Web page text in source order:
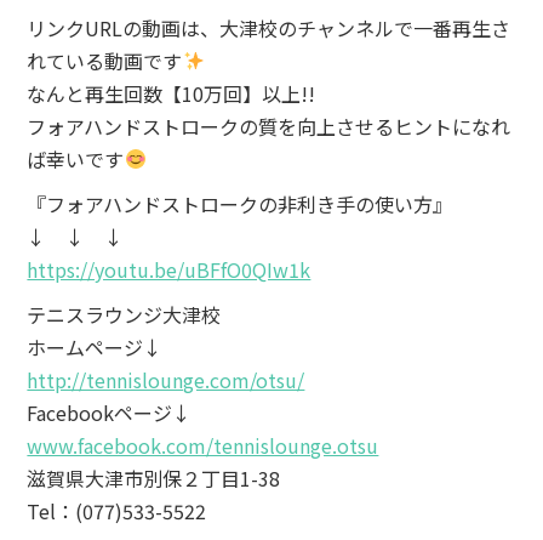
リンクURLの動画は、大津校のチャンネルで一番再生さ
れている動画です
なんと再生回数【10万回】以上!!
フォアハンドストロークの質を向上させるヒントになれ
ば幸いです
『フォアハンドストロークの非利き手の使い方』
↓ ↓ ↓
https://youtu.be/uBFfO0QIw1k
テニスラウンジ大津校
ホームページ↓
http://tennislounge.com/otsu/
Facebookページ↓
www.facebook.com/tennislounge.otsu
滋賀県大津市別保２丁目1-38
Tel：(077)533-5522